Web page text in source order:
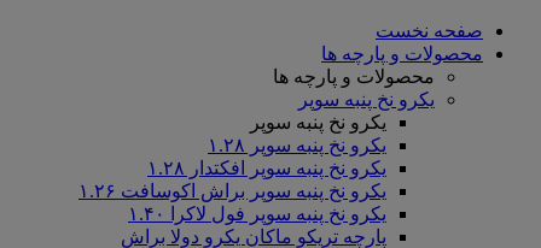
صفحه نخست
محصولات و پارچه ها
محصولات و پارچه ها
یکرو نخ پنبه سوپر
یکرو نخ پنبه سوپر
یکرو نخ پنبه سوپر ۱.۲۸
یکرو نخ پنبه سوپر افکتدار ۱.۲۸
یکرو نخ پنبه سوپر براش اکوسافت ۱.۲۶
یکرو نخ پنبه سوپر فول لاکرا ۱.۴۰
پارچه تریکو ماکان یکرو دولا براش